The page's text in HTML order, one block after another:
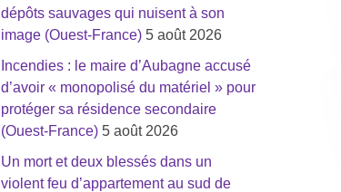
dépôts sauvages qui nuisent à son
image (Ouest-France) 5 août 2026
Incendies : le maire d’Aubagne accusé
d’avoir « monopolisé du matériel » pour
protéger sa résidence secondaire
(Ouest-France) 5 août 2026
Un mort et deux blessés dans un
violent feu d’appartement au sud de